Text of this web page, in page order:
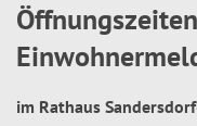
Öffnungszeiten
im Rathaus